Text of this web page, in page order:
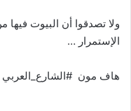
ولا تصدقوا أن البيوت فيها
الإستمرار …
هاف مون #الشارع_العربي